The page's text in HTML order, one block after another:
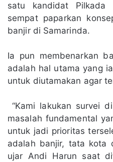
satu kandidat Pilkada
sempat paparkan
banjir di Samarinda.
Ia pun membenarkan
adalah hal utama yang
untuk diutamakan agar
“Kami lakukan survei
masalah fundamental
untuk jadi prioritas
adalah banjir, tata kota
ujar Andi Harun saat